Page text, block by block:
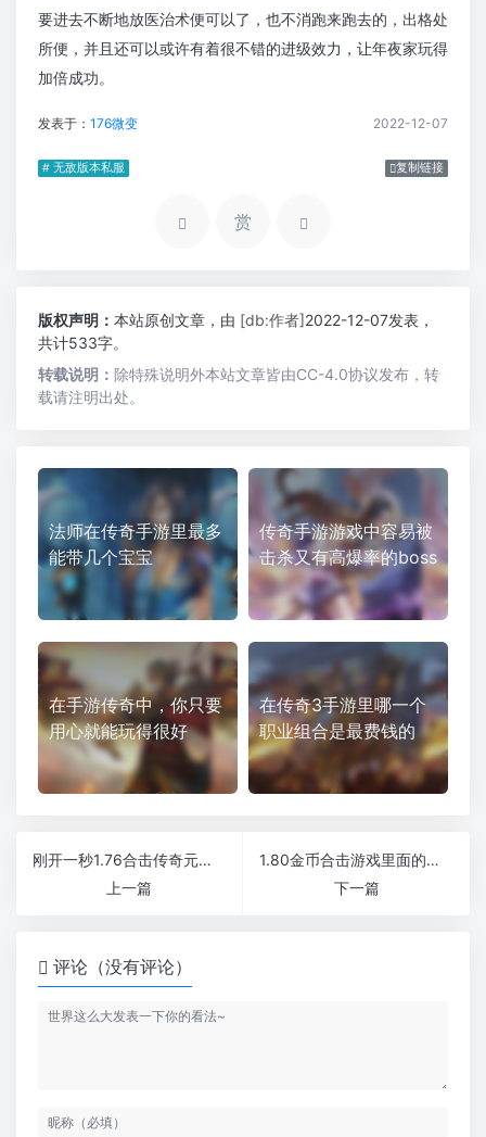
要进去不断地放医治术便可以了，也不消跑来跑去的，出格处
所便，并且还可以或许有着很不错的进级效力，让年夜家玩得
加倍成功。
发表于： 176微变 2022-12-07
# 无敌版本私服 复制链接
赏
版权声明： 本站原创文章，由 [db:作者]2022-12-07发表，
共计533字。
转载说明： 除特殊说明外本站文章皆由CC-4.0协议发布，转
载请注明出处。
法师在传奇手游里最多
能带几个宝宝
传奇手游游戏中容易被
击杀又有高爆率的boss
在手游传奇中，你只要
用心就能玩得很好
在传奇3手游里哪一个
职业组合是最费钱的
刚开一秒1.76合击传奇元宝是自己根据实力来选择的
上一篇
1.80金币合击游戏里面的任务1.76仿盛大传奇
下一篇
评论（没有评论）